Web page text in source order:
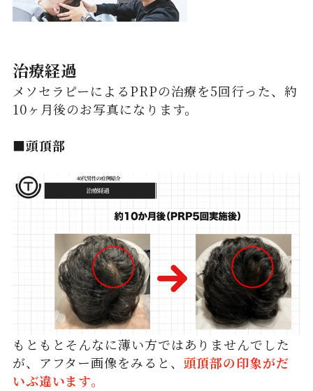
治療経過
メソセラピーによるPRPの治療を5回行った、約
10ヶ月後のお写真になります。
■頭頂部
もともとそんなに薄い方ではありませんでした
が、アフター画像をみると、 頭頂部の印象がだ
いぶ違います。